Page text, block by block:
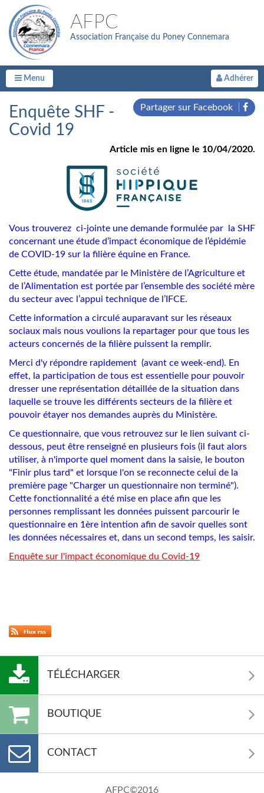
AFPC
Association Française du Poney Connemara
Menu Adhérer
Partager sur Facebook
Enquête SHF -
Covid 19
Article mis en ligne le 10/04/2020.
Vous trouverez ci-jointe une demande formulée par la SHF
concernant une étude d’impact économique de l’épidémie
de COVID-19 sur la filière équine en France.
Cette étude, mandatée par le Ministère de l’Agriculture et
de l’Alimentation est portée par l’ensemble des société mère
du secteur avec l’appui technique de l’IFCE.
Cette information a circulé auparavant sur les réseaux
sociaux mais nous voulions la repartager pour que tous les
acteurs concernés de la filière puissent la remplir.
Merci d'y répondre rapidement (avant ce week-end). En
effet, la participation de tous est essentielle pour pouvoir
dresser une représentation détaillée de la situation dans
laquelle se trouve les différents secteurs de la filière et
pouvoir étayer nos demandes auprès du Ministère.
Ce questionnaire, que vous retrouvez sur le lien suivant ci-
dessous, peut être renseigné en plusieurs fois (il faut alors
utiliser, à n'importe quel moment dans la saisie, le bouton
"Finir plus tard" et lorsque l'on se reconnecte celui de la
première page "Charger un questionnaire non terminé").
Cette fonctionnalité a été mise en place afin que les
personnes remplissant les données puissent parcourir le
questionnaire en 1ère intention afin de savoir quelles sont
les données nécessaires et, dans un second temps, les saisir.
Enquête sur l'impact économique du Covid-19
TÉLÉCHARGER
BOUTIQUE
CONTACT
AFPC©2016